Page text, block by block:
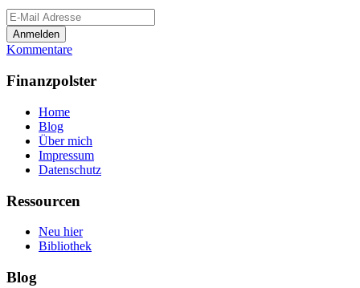
Kommentare
Finanzpolster
Home
Blog
Über mich
Impressum
Datenschutz
Ressourcen
Neu hier
Bibliothek
Blog